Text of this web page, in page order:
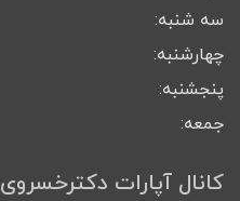
سه شنبه:
چهارشنبه:
پنجشنبه:
جمعه:
کانال آپارات دکترخسروی